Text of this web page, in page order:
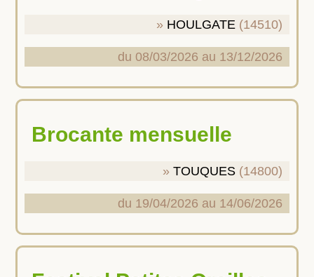
HOULGATE (14510)
du 08/03/2026 au 13/12/2026
Brocante mensuelle
TOUQUES (14800)
du 19/04/2026 au 14/06/2026